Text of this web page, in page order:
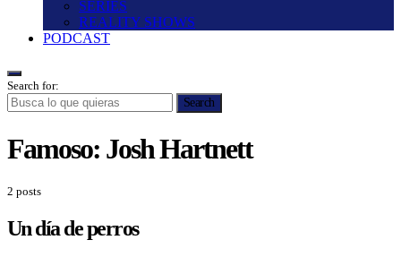
SERIES
REALITY SHOWS
PODCAST
Search for:
Search
Famoso: Josh Hartnett
2 posts
Un día de perros